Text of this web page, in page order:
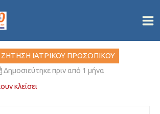
Ζητούνται Ιατροί
ΙΑΤΡΙΚΟΥ ΠΡΟΣΩΠΙΚΟΥ
Δημοσιεύτηκε πριν από 1 μήνα
κλείσει